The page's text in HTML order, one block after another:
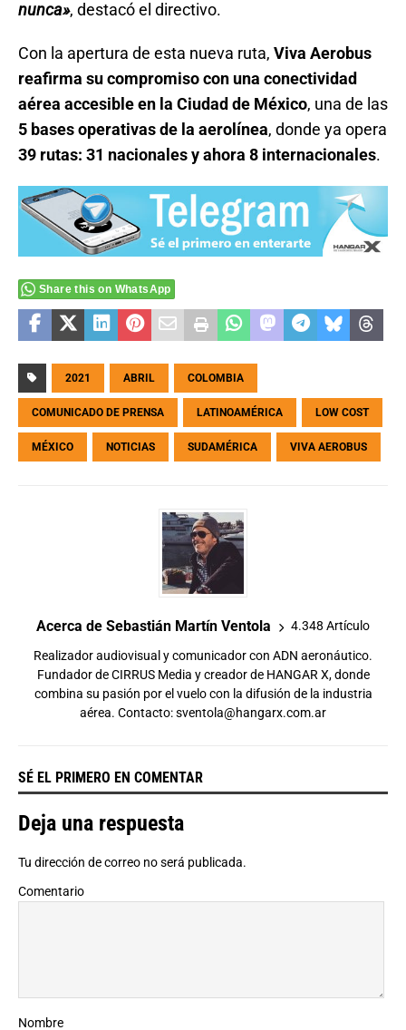
nunca», destacó el directivo.
Con la apertura de esta nueva ruta, Viva Aerobus
reafirma su compromiso con una conectividad
aérea accesible en la Ciudad de México, una de las
5 bases operativas de la aerolínea, donde ya opera
39 rutas: 31 nacionales y ahora 8 internacionales.
Share this on WhatsApp
2021 ABRIL COLOMBIA
COMUNICADO DE PRENSA LATINOAMÉRICA LOW COST
MÉXICO NOTICIAS SUDAMÉRICA VIVA AEROBUS
Acerca de Sebastián Martín Ventola 4.348 Artículo
Realizador audiovisual y comunicador con ADN aeronáutico.
Fundador de CIRRUS Media y creador de HANGAR X, donde
combina su pasión por el vuelo con la difusión de la industria
aérea. Contacto:sventola@hangarx.com.ar
SÉ EL PRIMERO EN COMENTAR
Deja una respuesta
Tu dirección de correo no será publicada.
Comentario
Nombre